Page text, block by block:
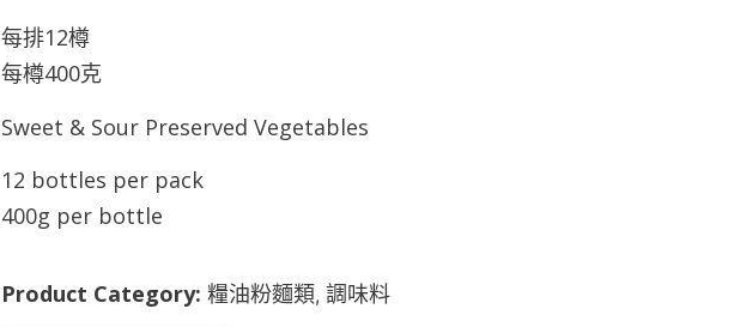
每排12樽
每樽400克
Sweet & Sour Preserved Vegetables
12 bottles per pack
400g per bottle
Product Category: 糧油粉麵類, 調味料